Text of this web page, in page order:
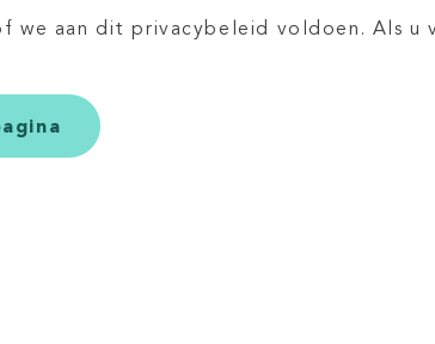
we aan dit privacybeleid voldoen. Als